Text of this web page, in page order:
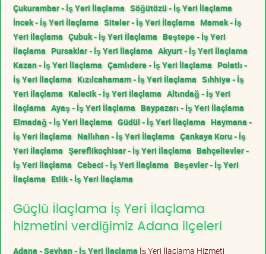
Çukurambar - İş Yeri İlaçlama Söğütözü - İş Yeri İlaçlama
İncek - İş Yeri İlaçlama Siteler - İş Yeri İlaçlama Mamak - İş
Yeri İlaçlama Çubuk - İş Yeri İlaçlama Beştepe - İş Yeri
İlaçlama Pursaklar - İş Yeri İlaçlama Akyurt - İş Yeri İlaçlama
Kazan - İş Yeri İlaçlama Çamlıdere - İş Yeri İlaçlama Polatlı -
İş Yeri İlaçlama Kızılcahamam - İş Yeri İlaçlama Sıhhiye - İş
Yeri İlaçlama Kalecik - İş Yeri İlaçlama Altındağ - İş Yeri
İlaçlama Ayaş - İş Yeri İlaçlama Baypazarı - İş Yeri İlaçlama
Elmadağ - İş Yeri İlaçlama Güdül - İş Yeri İlaçlama Haymana -
İş Yeri İlaçlama Nallıhan - İş Yeri İlaçlama Çankaya Koru - İş
Yeri İlaçlama Şereflikoçhisar - İş Yeri İlaçlama Bahçelievler -
İş Yeri İlaçlama Cebeci - İş Yeri İlaçlama Beşevler - İş Yeri
İlaçlama Etlik - İş Yeri İlaçlama
Güçlü İlaçlama İş Yeri İlaçlama
hizmetini verdiğimiz Adana ilçeleri
Adana - Seyhan - İş Yeri İlaçlama İş Yeri İlaçlama Hizmeti